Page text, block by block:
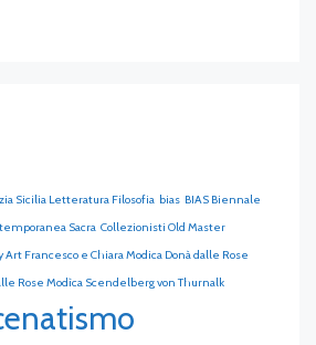
Sicilia Letteratura Filosofia bias BIAS Biennale
Sacra Collezionisti Old Master
Francesco e Chiara Modica Donà dalle Rose
Rose Modìca Scendelberg von Thurnalk